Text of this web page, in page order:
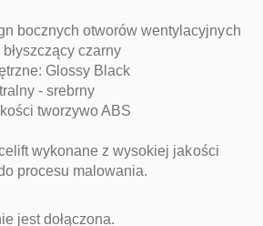
bocznych otworów wentylacyjnych
czarny
Glossy Black
- srebrny
tworzywo ABS
wykonane z wysokiej jakości
procesu malowania.
jest dołączona.